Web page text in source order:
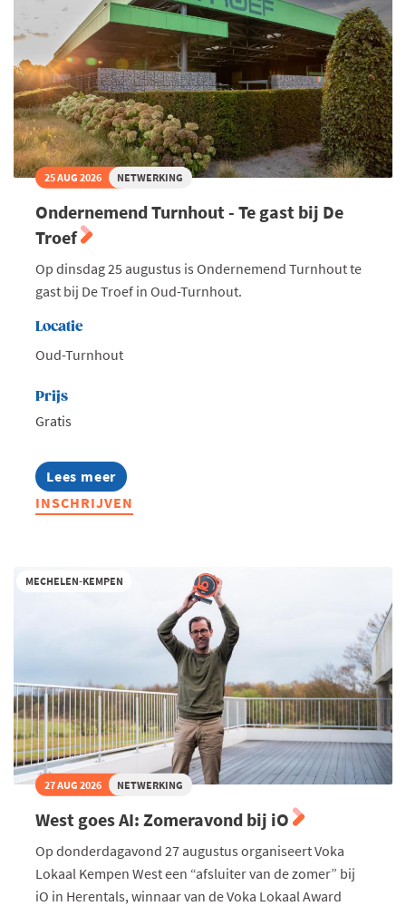
25 AUG 2026 NETWERKING
Ondernemend Turnhout - Te gast bij De
Troef
Op dinsdag 25 augustus is Ondernemend Turnhout te
gast bij De Troef in Oud-Turnhout.
Locatie
Oud-Turnhout
Prijs
Gratis
Lees meer
about
Ondernemend
Turnhout
bij
INSCHRIJVEN
MECHELEN-KEMPEN
27 AUG 2026 NETWERKING
West goes AI: Zomeravond bij iO
Op donderdagavond 27 augustus organiseert Voka
Lokaal Kempen West een “afsluiter van de zomer” bij
iO in Herentals, winnaar van de Voka Lokaal Award